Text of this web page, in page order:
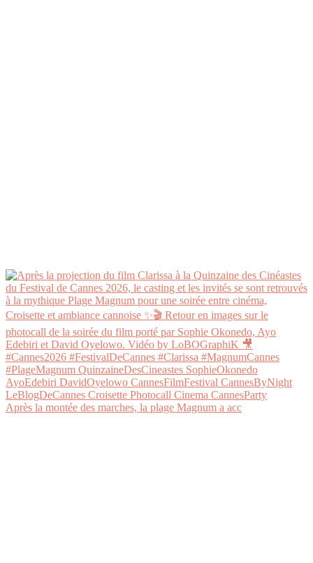
Après la montée des marches, la plage Magnum a acc